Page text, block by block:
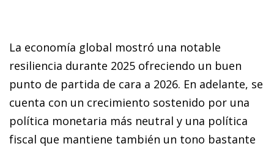
La economía global mostró una notable
resiliencia durante 2025 ofreciendo un buen
punto de partida de cara a 2026. En adelante, se
cuenta con un crecimiento sostenido por una
política monetaria más neutral y una política
fiscal que mantiene también un tono bastante